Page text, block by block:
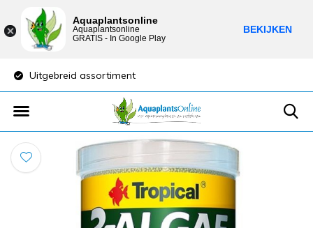
Uitgebreid assortiment
Aquaplantsonline
Aquaplantsonline
GRATIS - In Google Play
BEKIJKEN